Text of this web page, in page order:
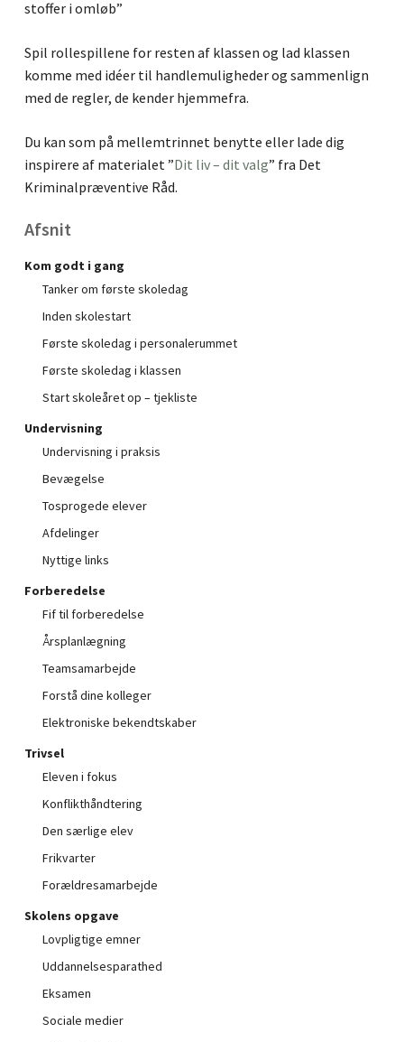
stoffer i omløb”
Spil rollespillene for resten af klassen og lad klassen
komme med idéer til handlemuligheder og sammenlign
med de regler, de kender hjemmefra.
Du kan som på mellemtrinnet benytte eller lade dig
inspirere af materialet ”Dit liv – dit valg” fra Det
Kriminalpræventive Råd.
Afsnit
Kom godt i gang
Tanker om første skoledag
Inden skolestart
Første skoledag i personalerummet
Første skoledag i klassen
Start skoleåret op – tjekliste
Undervisning
Undervisning i praksis
Bevægelse
Tosprogede elever
Afdelinger
Nyttige links
Forberedelse
Fif til forberedelse
Årsplanlægning
Teamsamarbejde
Forstå dine kolleger
Elektroniske bekendtskaber
Trivsel
Eleven i fokus
Konflikthåndtering
Den særlige elev
Frikvarter
Forældresamarbejde
Skolens opgave
Lovpligtige emner
Uddannelsesparathed
Eksamen
Sociale medier